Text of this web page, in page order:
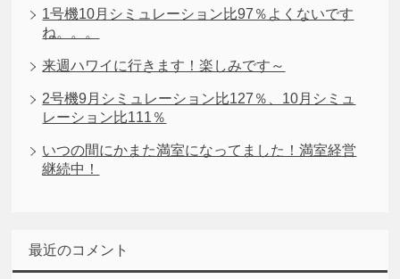
1号機10月シミュレーション比97％よくないです
ね。。。
来週ハワイに行きます！楽しみです～
2号機9月シミュレーション比127％、10月シミュ
レーション比111％
いつの間にかまた満室になってました！満室経営
継続中！
最近のコメント